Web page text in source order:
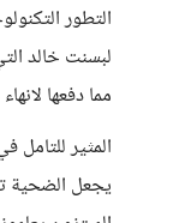
التطور
لبسنت خالد
مما دفعها
المثير
يجعل الضحية